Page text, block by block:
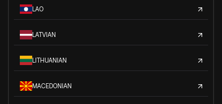
LAO
LATVIAN
LITHUANIAN
MACEDONIAN